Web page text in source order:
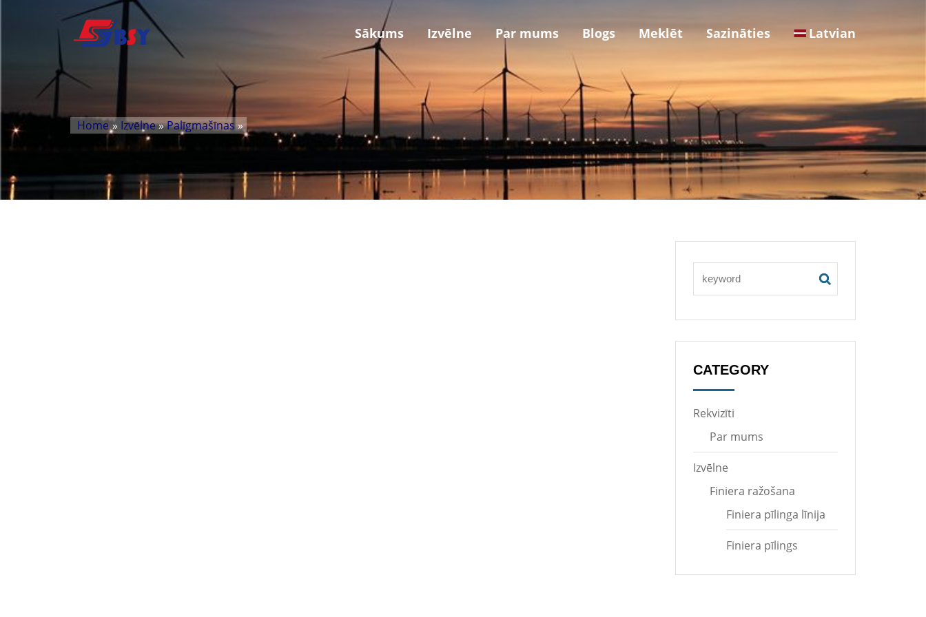
Sākums Izvēlne Par mums Blogs Meklēt Sazināties Latvian
Home » Izvēlne»Palīgmašīnas»
CATEGORY
Rekvizīti
Par mums
Izvēlne
Finiera ražošana
Finiera pīlinga līnija
Finiera pīlings